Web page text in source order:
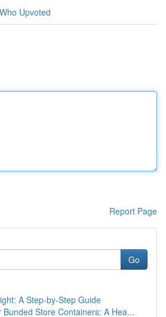
Who Upvoted
Report Page
Go
A Step-by-Step Guide
Bunded Store Containers: A Hea...